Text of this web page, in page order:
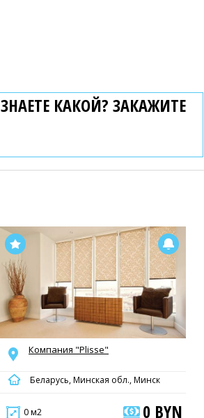
КАКОЙ? ЗАКАЖИТЕ
Компания "Plisse"
Беларусь, Минская обл., Минск
0 м2 0 BYN